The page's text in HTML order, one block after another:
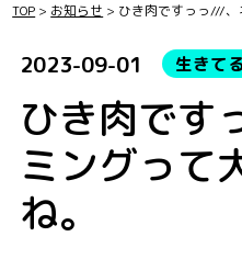
TOP > お知らせ > ひき肉ですっっ///、
2023-09-01 生きて
ひき肉です
ミングって
ね。